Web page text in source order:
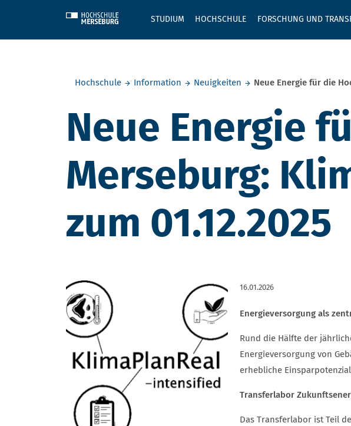
STUDIUM HOCHSCHULE FORSCHUNG UND
Hochschule
Information Neuigkeiten Neue Energie für die
Neue Energie
Merseburg:
zum 01.12.2025
16.01.2026
Energieversorgung als
Rund die Hälfte der
Energieversorgung von
erhebliche
Transferlabor
Das Transferlabor ist Teil